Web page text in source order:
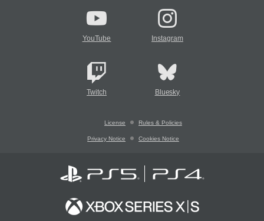
YouTube Instagram
Twitch Bluesky
License Rules & Policies
Privacy Notice Cookies Notice